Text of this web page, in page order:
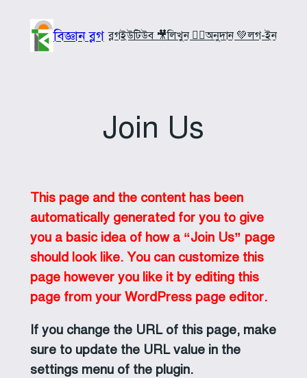
content
বিজ্ঞান ব্লগ ব্লগইউটিউব 🎥লিখুন ✍🏼অনুদান 💚লগ-ইন
Join Us
This page and the content has been
automatically generated for you to give
you a basic idea of how a “Join Us” page
should look like. You can customize this
page however you like it by editing this
page from your WordPress page editor.
If you change the URL of this page, make
sure to update the URL value in the
settings menu of the plugin.